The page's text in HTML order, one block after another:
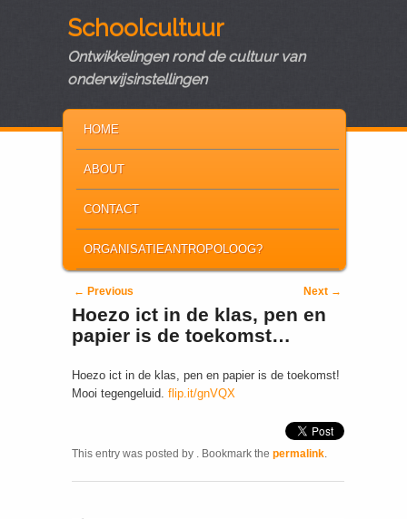
Schoolcultuur
Ontwikkelingen rond de cultuur van
onderwijsinstellingen
SKIP TO PRIMARY CONTENT
SKIP TO SECONDARY CONTENT
HOME
ABOUT
CONTACT
ORGANISATIEANTROPOLOOG?
Post navigation
← Previous Next →
Hoezo ict in de klas, pen en
papier is de toekomst…
Hoezo ict in de klas, pen en papier is de toekomst!
Mooi tegengeluid. flip.it/gnVQX
This entry was posted by . Bookmark the permalink.